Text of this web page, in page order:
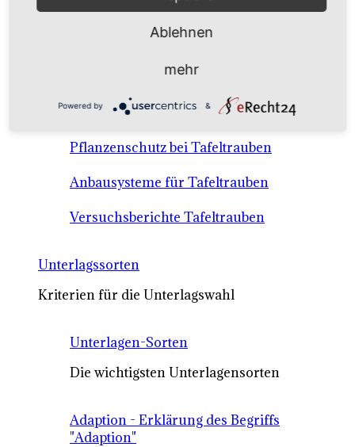
Anbausysteme & Recht
Tafeltrauben A-Z Sortenbeschreibungen
Tafeltraubenanbau - rechtliche
Voraussetzungen
Pflanzenschutz bei Tafeltrauben
Anbausysteme für Tafeltrauben
Versuchsberichte Tafeltrauben
Unterlagssorten
Kriterien für die Unterlagswahl
Unterlagen-Sorten
Die wichtigsten Unterlagensorten
Adaption - Erklärung des Begriffs
"Adaption"
Ablehnen
mehr
Powered by &